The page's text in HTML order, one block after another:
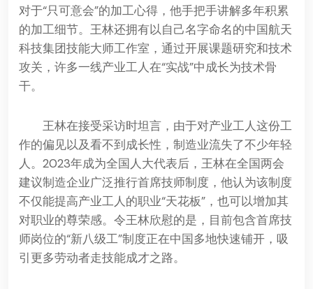
对于“只可意会”的加工心得，他手把手讲解多年积累
的加工细节。王林还拥有以自己名字命名的中国航天
科技集团技能大师工作室，通过开展课题研究和技术
攻关，许多一线产业工人在“实战”中成长为技术骨
干。
王林在接受采访时坦言，由于对产业工人这份工
作的偏见以及看不到成长性，制造业流失了不少年轻
人。2023年成为全国人大代表后，王林在全国两会
建议制造企业广泛推行首席技师制度，他认为该制度
不仅能提高产业工人的职业“天花板”，也可以增加其
对职业的尊荣感。令王林欣慰的是，目前包含首席技
师岗位的“新八级工”制度正在中国多地快速铺开，吸
引更多劳动者走技能成才之路。